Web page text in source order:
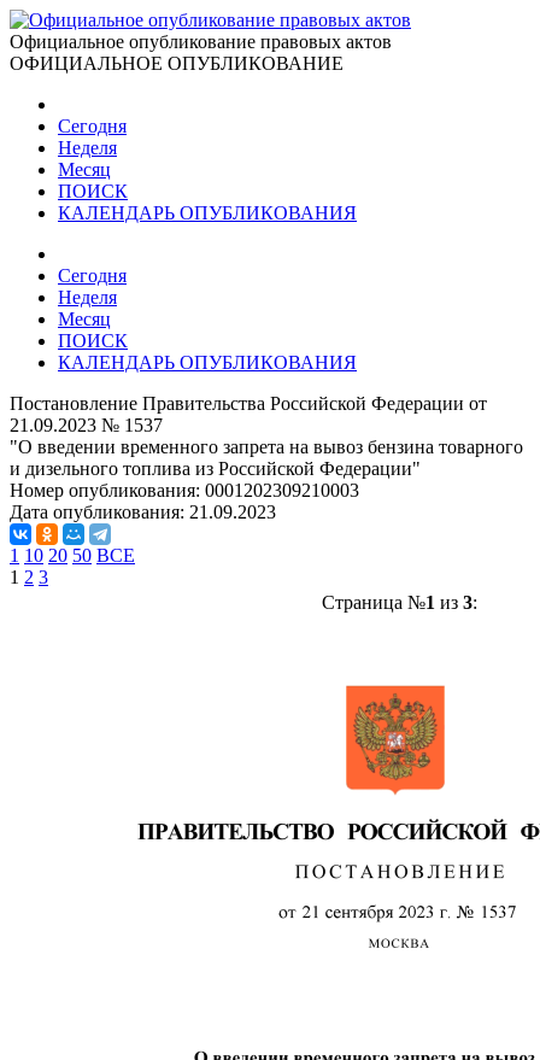
Официальное опубликование правовых актов
ОФИЦИАЛЬНОЕ ОПУБЛИКОВАНИЕ
Сегодня
Неделя
Месяц
ПОИСК
КАЛЕНДАРЬ ОПУБЛИКОВАНИЯ
Сегодня
Неделя
Месяц
ПОИСК
КАЛЕНДАРЬ ОПУБЛИКОВАНИЯ
Постановление Правительства Российской Федерации от
21.09.2023 № 1537
"О введении временного запрета на вывоз бензина товарного
и дизельного топлива из Российской Федерации"
Номер опубликования: 0001202309210003
Дата опубликования: 21.09.2023
1 10 20 50 ВСЕ
1 2 3
Страница №1 из 3: